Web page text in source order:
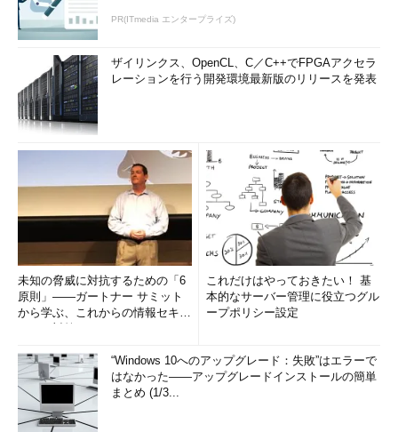
PR(ITmedia エンタープライズ)
ザイリンクス、OpenCL、C／C++でFPGAアクセラ
レーションを行う開発環境最新版のリリースを発表
未知の脅威に対抗するための「6
原則」――ガートナー サミット
から学ぶ、これからの情報セキュ
これだけはやっておきたい！ 基
本的なサーバー管理に役立つグル
ープポリシー設定
“Windows 10へのアップグレード：失敗”はエラーで
はなかった――アップグレードインストールの簡単
まとめ (1/3...